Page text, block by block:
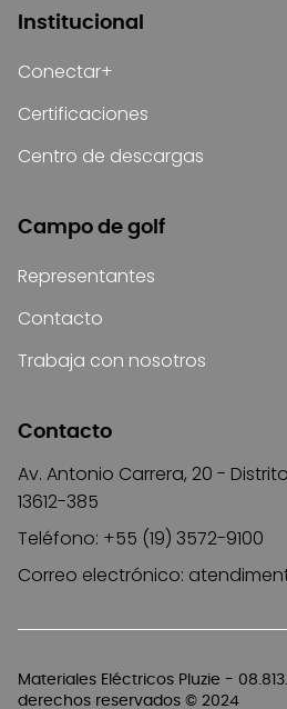
Materiales Eléctricos Pluzie -
derechos reservados © 2024
Institucional
Conectar+
Certificaciones
Centro de descargas
Campo de golf
Representantes
Contacto
Trabaja con nosotros
Contacto
Av. Antonio Carrera, 20 -
13612-385
Teléfono: +55 (19) 3572-9100
Correo electrónico: